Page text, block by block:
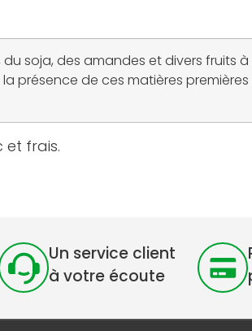
soja, des amandes et divers fruits
présence de ces matières
et frais.
Un service client
à votre écoute